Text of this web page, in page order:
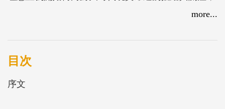
這種審美觀的轉變，在一批四川美院重要的油畫創作
現題材多以鄉土寫實、少數民族，或者以批判現實、
反省文革的「傷痕美術」等為主，代表人物如羅中
more...
目次
序文